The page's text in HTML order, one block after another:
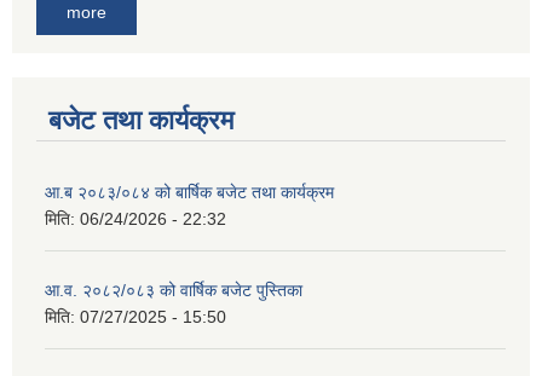
more
बजेट तथा कार्यक्रम
आ.ब २०८३/०८४ को बार्षिक बजेट तथा कार्यक्रम
मिति: 06/24/2026 - 22:32
आ.व. २०८२/०८३ को वार्षिक बजेट पुस्तिका
मिति: 07/27/2025 - 15:50